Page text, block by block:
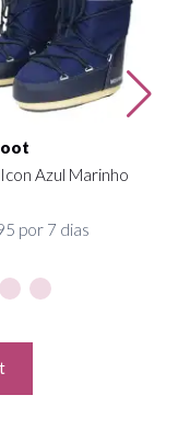
Azul Marinho
por 7 dias